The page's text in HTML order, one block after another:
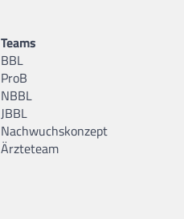
Teams
BBL
ProB
NBBL
JBBL
Nachwuchskonzept
Ärzteteam